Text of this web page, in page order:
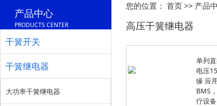
大功率干簧继电器
高压干簧继电器
通用干簧继电器
射频微波芯片
驱动放大器
低噪声放大器
您的位置： 首页>> 产品
高压干簧继电器
单列
电压
缘 应
BMS
疗设
产品中心
PRODUCTS CENTER
干簧开关
干簧继电器
大功率干簧继电器